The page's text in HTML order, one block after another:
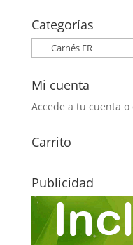
Categorías
Mi cuenta
Accede a tu cuenta
Carrito
Publicidad